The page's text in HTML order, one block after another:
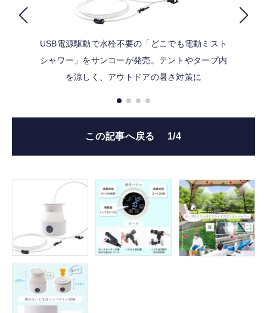
USB電源駆動で水栓不要の「どこでも電動ミスト
シャワー」をサンコーが発売。テントやタープ内
を涼しく、アウトドアの暑さ対策に
この記事へ戻る 1/4